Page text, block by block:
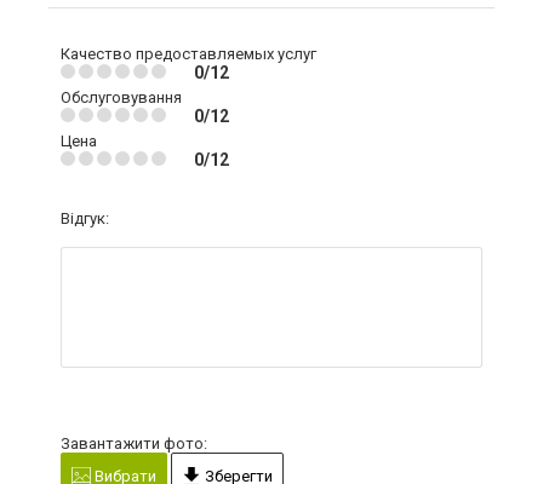
Качество предоставляемых услуг
0/12
Обслуговування
0/12
Цена
0/12
Відгук:
Завантажити фото:
Вибрати
Зберегти